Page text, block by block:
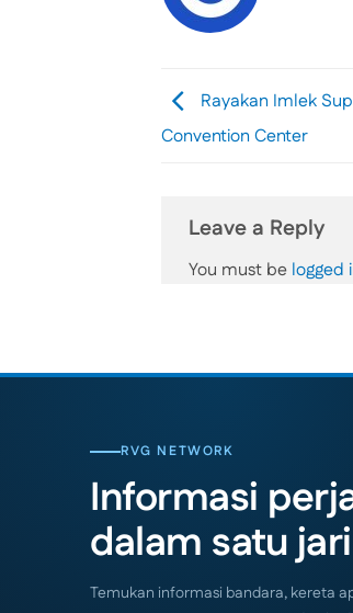
Rayakan Imlek
Convention Center
Leave a Reply
You must be logged
RVG NETWORK
Informasi
dalam satu
Temukan informasi bandara, kereta